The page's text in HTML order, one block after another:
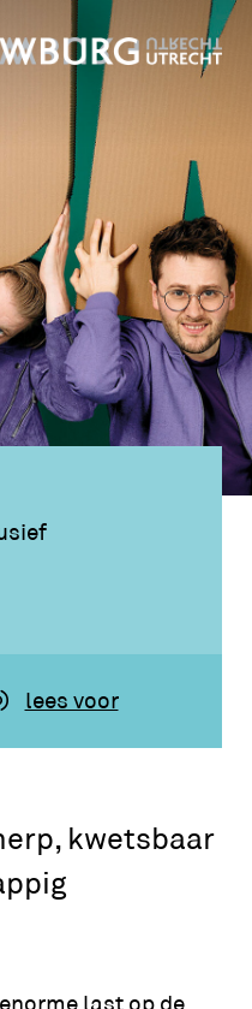
lees voor
kwetsbaar
last op de